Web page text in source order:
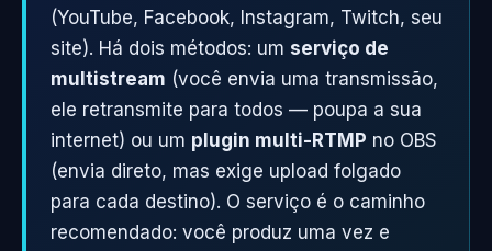
(YouTube, Facebook, Instagram, Twitch, seu
site). Há dois métodos: um serviço de
multistream (você envia uma transmissão,
ele retransmite para todos — poupa a sua
internet) ou um plugin multi-RTMP no OBS
(envia direto, mas exige upload folgado
para cada destino). O serviço é o caminho
recomendado: você produz uma vez e